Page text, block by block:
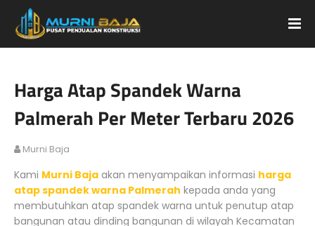
Harga Atap Spandek Warna
Palmerah Per Meter Terbaru 2026
Murni Baja
Kami Murni Baja akan menyampaikan informasi harga
atap spandek warna Palmerah kepada anda yang
membutuhkan atap spandek warna untuk penutup atap
bangunan atau dinding bangunan di wilayah Kecamatan